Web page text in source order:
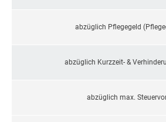
abzüglich Pflegegeld
abzüglich Kurzzeit- &
abzüglich max.